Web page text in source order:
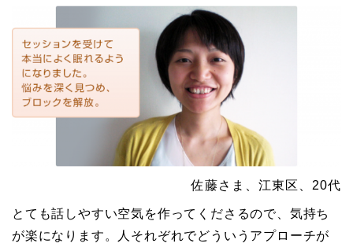
佐藤さま、江東区、20代
とても話しやすい空気を作ってくださるので、気持ち
が楽になります。人それぞれでどういうアプローチが